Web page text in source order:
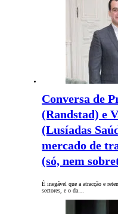
Conversa de
(Randstad) e
(Lusíadas
mercado de
(só, nem
É inegável que a atracção e
sectores, e o da…